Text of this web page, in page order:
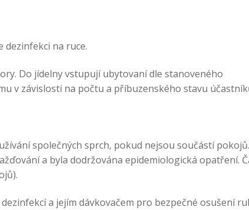
dezinfekci na ruce.
Do jídelny vstupují ubytovaní dle stanoveného
v závislosti na počtu a příbuzenského stavu
společných sprch, pokud nejsou součástí pokojů.
a byla dodržována epidemiologická opatření.
a jejím dávkovačem pro bezpečné osušení